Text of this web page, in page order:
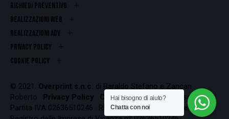
RICHIEDI PREVENTIVO
REALIZZAZIONI WEB
Realizzazioni ADV
PRIVACY POLICY
COOKIE POLICY
© 2021. Overprint s.n.c. di Baraldo Stefano e Zancan
Roberto · Privacy Policy · Cookie Policy Codice Fiscale e
Partita IVA 02636510246 · REA VI-262407 · Iscrizione al
Hai bisogno di aiuto?
Chatta con noi